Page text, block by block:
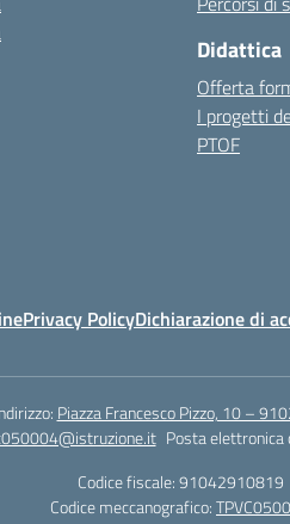
Didattica
Offerta
I progetti
PTOF
Privacy PolicyDichiarazione di
Piazza Francesco Pizzo, 10 –
Posta elettronica
Codice fiscale: 91042910819
Codice meccanografico: